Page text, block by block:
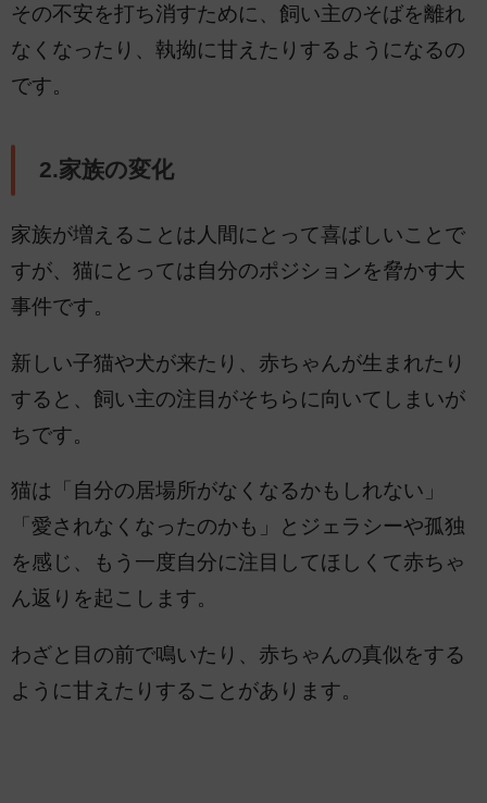
その不安を打ち消すために、飼い主のそばを離れ
なくなったり、執拗に甘えたりするようになるの
です。
2.家族の変化
家族が増えることは人間にとって喜ばしいことで
すが、猫にとっては自分のポジションを脅かす大
事件です。
新しい子猫や犬が来たり、赤ちゃんが生まれたり
すると、飼い主の注目がそちらに向いてしまいが
ちです。
猫は「自分の居場所がなくなるかもしれない」
「愛されなくなったのかも」とジェラシーや孤独
を感じ、もう一度自分に注目してほしくて赤ちゃ
ん返りを起こします。
わざと目の前で鳴いたり、赤ちゃんの真似をする
ように甘えたりすることがあります。